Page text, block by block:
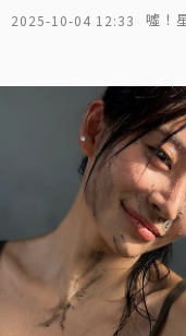
2025-10-04 12:33 噓！